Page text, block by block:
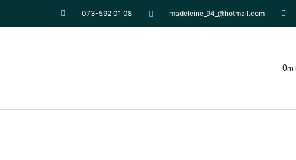
073-592 01 08 madeleine_94_@hotmail.com